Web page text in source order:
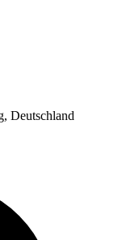
Deutschland